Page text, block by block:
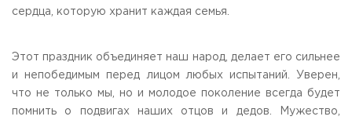
Federal educational and methodical association in the
Competition of teaching staff
+7 (495) 940 83 00
WORKING HOURS
Mo-th: from 09:00 to 18:00;
сердца, которую хранит каждая семья.
Этот праздник объединяет наш народ, делает его сильнее
и непобедимым перед лицом любых испытаний. Уверен,
что не только мы, но и молодое поколение всегда будет
помнить о подвигах наших отцов и дедов. Мужество,